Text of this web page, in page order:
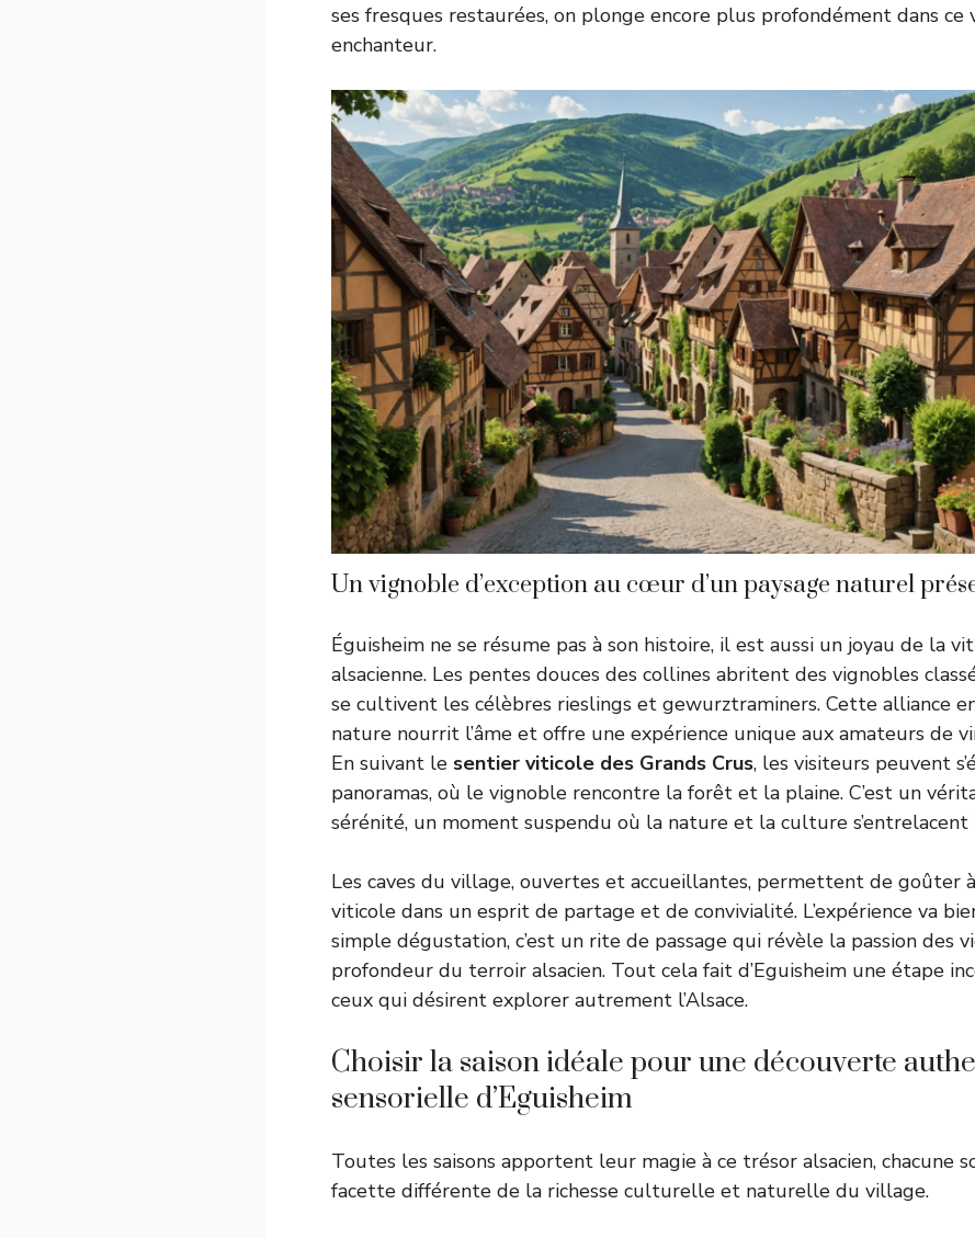
ses fresques restaurées, on plonge encore plus profondément dans
enchanteur.
Un vignoble d’exception au cœur d’un paysage naturel
Éguisheim ne se résume pas à son histoire, il est aussi un joyau de la
alsacienne. Les pentes douces des collines abritent des vignobles
se cultivent les célèbres rieslings et gewurztraminers. Cette alliance
nature nourrit l’âme et offre une expérience unique aux amateurs de
En suivant le sentier viticole des Grands Crus, les visiteurs peuvent
panoramas, où le vignoble rencontre la forêt et la plaine. C’est un
sérénité, un moment suspendu où la nature et la culture s’entrelacent
Les caves du village, ouvertes et accueillantes, permettent de goûter
viticole dans un esprit de partage et de convivialité. L’expérience va
simple dégustation, c’est un rite de passage qui révèle la passion des
profondeur du terroir alsacien. Tout cela fait d’Eguisheim une étape
ceux qui désirent explorer autrement l’Alsace.
Choisir la saison idéale pour une découverte
sensorielle d’Eguisheim
Toutes les saisons apportent leur magie à ce trésor alsacien, chacune
facette différente de la richesse culturelle et naturelle du village.